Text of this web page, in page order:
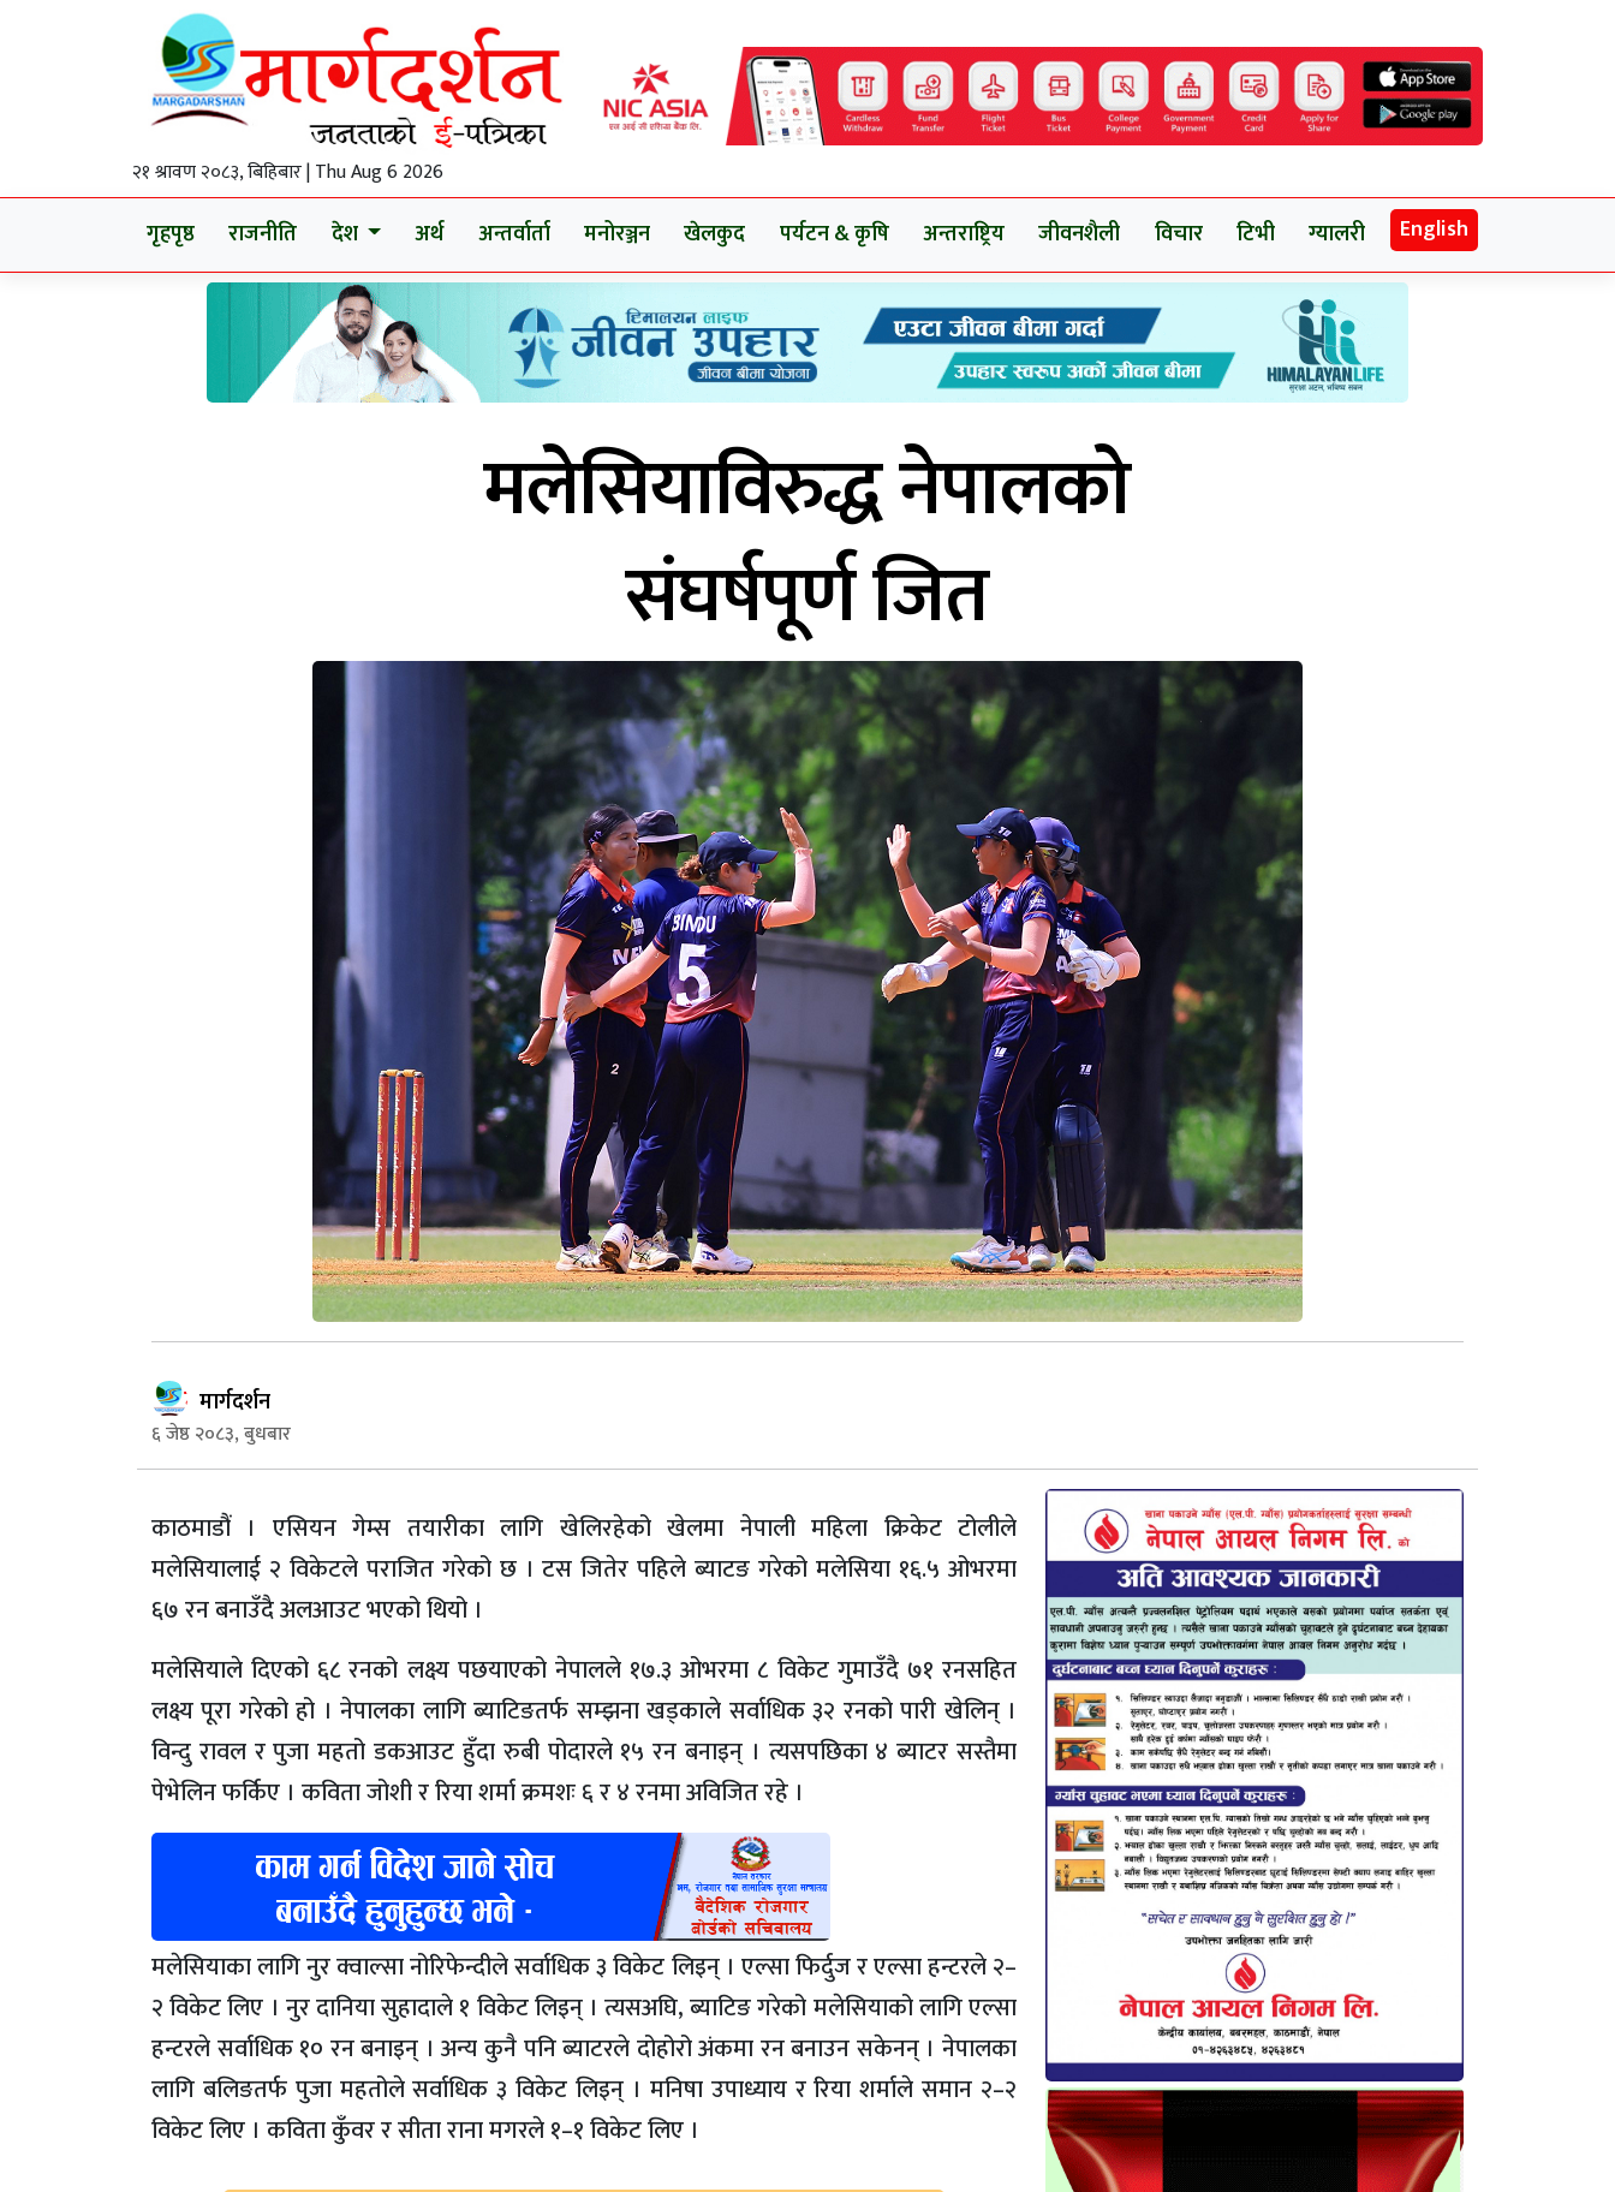
२१ श्रावण २०८३, बिहिबार | Thu Aug 6 2026
गृहपृष्ठ राजनीति देश अर्थ अन्तर्वार्ता मनोरञ्जन खेलकुद पर्यटन & कृषि अन्तराष्ट्रिय जीवनशैली विचार टिभी ग्यालरी English
मलेसियाविरुद्ध नेपालको
संघर्षपूर्ण जित
मार्गदर्शन
६ जेष्ठ २०८३, बुधबार
काठमाडौं । एसियन गेम्स तयारीका लागि खेलिरहेको खेलमा नेपाली महिला क्रिकेट टोलीले
मलेसियालाई २ विकेटले पराजित गरेको छ । टस जितेर पहिले ब्याटङ गरेको मलेसिया १६.५ ओभरमा
६७ रन बनाउँदै अलआउट भएको थियो ।
मलेसियाले दिएको ६८ रनको लक्ष्य पछयाएको नेपालले १७.३ ओभरमा ८ विकेट गुमाउँदै ७१ रनसहित
लक्ष्य पूरा गरेको हो । नेपालका लागि ब्याटिङतर्फ सम्झना खड्काले सर्वाधिक ३२ रनको पारी खेलिन् ।
विन्दु रावल र पुजा महतो डकआउट हुँदा रुबी पोदारले १५ रन बनाइन् । त्यसपछिका ४ ब्याटर सस्तैमा
पेभेलिन फर्किए । कविता जोशी र रिया शर्मा क्रमशः ६ र ४ रनमा अविजित रहे ।
मलेसियाका लागि नुर क्वाल्सा नोरिफेन्दीले सर्वाधिक ३ विकेट लिइन् । एल्सा फिर्दुज र एल्सा हन्टरले २–
२ विकेट लिए । नुर दानिया सुहादाले १ विकेट लिइन् । त्यसअघि, ब्याटिङ गरेको मलेसियाको लागि एल्सा
हन्टरले सर्वाधिक १० रन बनाइन् । अन्य कुनै पनि ब्याटरले दोहोरो अंकमा रन बनाउन सकेनन् । नेपालका
लागि बलिङतर्फ पुजा महतोले सर्वाधिक ३ विकेट लिइन् । मनिषा उपाध्याय र रिया शर्माले समान २–२
विकेट लिए । कविता कुँवर र सीता राना मगरले १–१ विकेट लिए ।